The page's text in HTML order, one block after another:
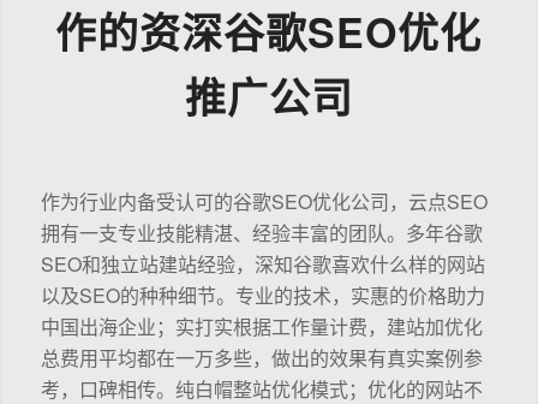
作的资深谷歌SEO优化
推广公司
作为行业内备受认可的谷歌SEO优化公司，云点SEO
拥有一支专业技能精湛、经验丰富的团队。多年谷歌
SEO和独立站建站经验，深知谷歌喜欢什么样的网站
以及SEO的种种细节。专业的技术，实惠的价格助力
中国出海企业；实打实根据工作量计费，建站加优化
总费用平均都在一万多些，做出的效果有真实案例参
考，口碑相传。纯白帽整站优化模式；优化的网站不